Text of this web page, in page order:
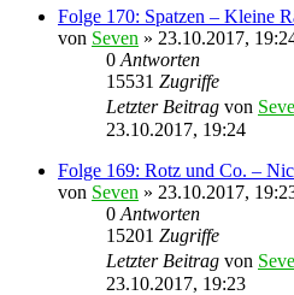
Folge 170: Spatzen – Kleine
von Seven » 23.10.2017,
0 Antworten
15531 Zugriffe
Letzter Beitrag von
23.10.2017, 19:24
Folge 169: Rotz und Co. –
von Seven » 23.10.2017,
0 Antworten
15201 Zugriffe
Letzter Beitrag von
23.10.2017, 19:23